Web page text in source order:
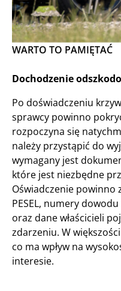
WARTO TO PAMIĘTAĆ
Dochodzenie
Po doświadczeniu
sprawcy powinno
rozpoczyna się
należy przystąpić do
wymagany jest
które jest niezbędne
Oświadczenie powinno
PESEL, numery
oraz dane właścicieli
zdarzeniu. W
co ma wpływ na
interesie.